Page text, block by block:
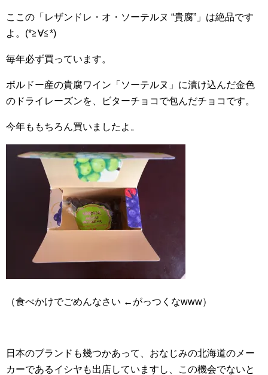
ここの「レザンドレ・オ・ソーテルヌ “貴腐”」は絶品です
よ。(*≧∀≦*)
毎年必ず買っています。
ボルドー産の貴腐ワイン「ソーテルヌ」に漬け込んだ金色
のドライレーズンを、ビターチョコで包んだチョコです。
今年ももちろん買いましたよ。
（食べかけでごめんなさい ←がっつくなwww）
日本のブランドも幾つかあって、おなじみの北海道のメー
カーであるイシヤも出店していますし、この機会でないと